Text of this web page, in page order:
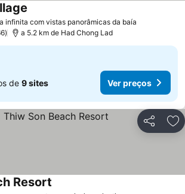
infinita com vistas panorâmicas da baía
a 5.2 km de Had Chong Lad
de 9 sites Ver preços
Partilhar
Resort